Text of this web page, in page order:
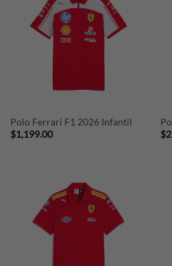
Polo Ferrari F1 2026 Infantil
$1,199.00
$